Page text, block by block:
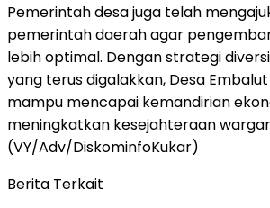
Pemerintah desa juga telah
pemerintah daerah agar
lebih optimal. Dengan strategi
yang terus digalakkan, Desa
mampu mencapai kemandirian
meningkatkan kesejahteraan
(VY/Adv/DiskominfoKukar)
Berita Terkait